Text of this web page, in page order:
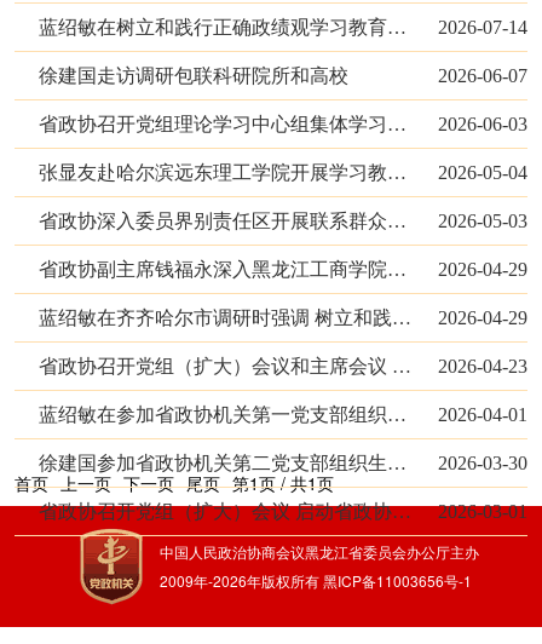
蓝绍敏在树立和践行正确政绩观学习教育专题党课上强调 树好正确政绩观 走好履职担当路 2026-07-14
徐建国走访调研包联科研院所和高校 2026-06-07
省政协召开党组理论学习中心组集体学习会议 蓝绍敏主持并讲话 2026-06-03
张显友赴哈尔滨远东理工学院开展学习教育包联指导 2026-05-04
省政协深入委员界别责任区开展联系群众活动 以整改实效践行正确政绩观 2026-05-03
省政协副主席钱福永深入黑龙江工商学院、黑龙江瑞兴科技股份有限公司开展包联调研 2026-04-29
蓝绍敏在齐齐哈尔市调研时强调 树立和践行正确政绩观 推动“十五五”开好局起好步 2026-04-29
省政协召开党组（扩大）会议和主席会议 蓝绍敏主持并讲话 2026-04-23
蓝绍敏在参加省政协机关第一党支部组织生活会时强调 保持和发扬优良作风 为省政协履职提供更加优质的服务保... 2026-04-01
徐建国参加省政协机关第二党支部组织生活会 2026-03-30
省政协召开党组（扩大）会议 启动省政协机关树立和践行正确政绩观学习教育 2026-03-01
首页 上一页 下一页 尾页 第1页 / 共1页
中国人民政治协商会议黑龙江省委员会办公厅主办
2009年-2026年版权所有黑ICP备11003656号-1